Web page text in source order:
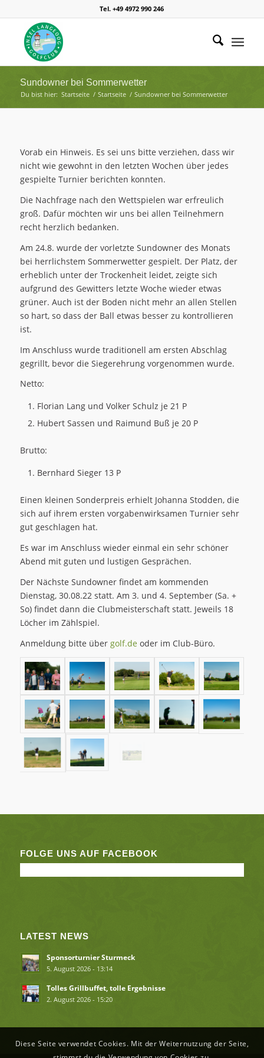
Tel. +49 4972 990 246
Sundowner bei Sommerwetter
Du bist hier: Startseite / Startseite / Sundowner bei Sommerwetter
Vorab ein Hinweis. Es sei uns bitte verziehen, dass wir
nicht wie gewohnt in den letzten Wochen über jedes
gespielte Turnier berichten konnten.
Die Nachfrage nach den Wettspielen war erfreulich
groß. Dafür möchten wir uns bei allen Teilnehmern
recht herzlich bedanken.
Am 24.8. wurde der vorletzte Sundowner des Monats
bei herrlichstem Sommerwetter gespielt. Der Platz, der
erheblich unter der Trockenheit leidet, zeigte sich
aufgrund des Gewitters letzte Woche wieder etwas
grüner. Auch ist der Boden nicht mehr an allen Stellen
so hart, so dass der Ball etwas besser zu kontrollieren
ist.
Im Anschluss wurde traditionell am ersten Abschlag
gegrillt, bevor die Siegerehrung vorgenommen wurde.
Netto:
Florian Lang und Volker Schulz je 21 P
Hubert Sassen und Raimund Buß je 20 P
Brutto:
Bernhard Sieger 13 P
Einen kleinen Sonderpreis erhielt Johanna Stodden, die
sich auf ihrem ersten vorgabenwirksamen Turnier sehr
gut geschlagen hat.
Es war im Anschluss wieder einmal ein sehr schöner
Abend mit guten und lustigen Gesprächen.
Der Nächste Sundowner findet am kommenden
Dienstag, 30.08.22 statt. Am 3. und 4. September (Sa. +
So) findet dann die Clubmeisterschaft statt. Jeweils 18
Löcher im Zählspiel.
Anmeldung bitte über golf.de oder im Club-Büro.
FOLGE UNS AUF FACEBOOK
LATEST NEWS
Sponsorturnier Sturmeck
5. August 2026 - 13:14
Tolles Grillbuffet, tolle Ergebnisse
2. August 2026 - 15:20
Diese Seite verwendet Cookies. Mit der Weiternutzung der Seite,